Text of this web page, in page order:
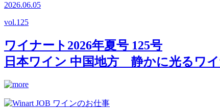
2026.06.05
vol.125
ワイナート2026年夏号 125号
日本ワイン 中国地方 静かに光るワ